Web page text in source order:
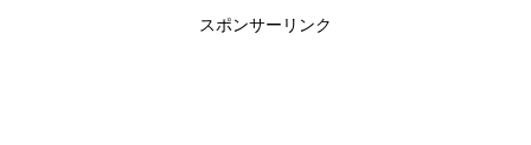
スポンサーリンク